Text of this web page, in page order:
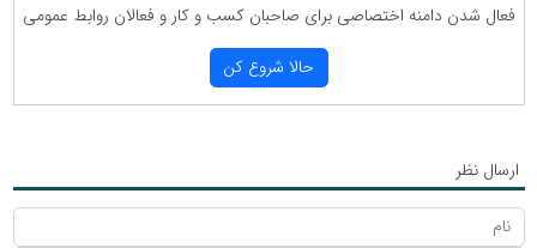
فعال شدن دامنه اختصاصی برای صاحبان كسب و كار و فعالان روابط عمومی
حالا شروع كن
ارسال نظر